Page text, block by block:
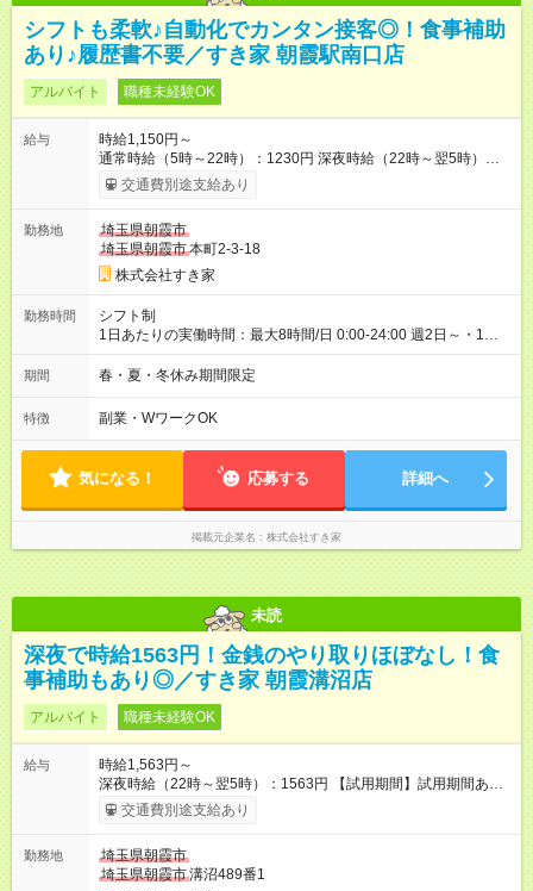
シフトも柔軟♪自動化でカンタン接客◎！食事補助
あり♪履歴書不要／すき家 朝霞駅南口店
アルバイト 職種未経験OK
給与
時給1,150円～
通常時給（5時～22時）：1230円 深夜時給（22時～翌5時）：
1563円 高校生時給：1150円 【特別手当】早朝手当（5：00-9：
00）時給+150円 【試用期間】試用期間あり 試用期間の長さ：1
30日（※条件変更なし）ですが、切り上げで一ヶ月とさせてい
ただきます。 研修制度あり：15時間(研修中も同時給）
交通費別途支給あり
勤務地
埼玉県朝霞市
埼玉県朝霞市本町2-3-18
株式会社すき家
勤務時間
シフト制
1日あたりの実働時間：最大8時間/日 0:00-24:00 週2日～・1日
2h～OK ＜シフト例＞ 〇朝帯 5:00-9:00 〇昼帯 9:00-14:00 〇午
後帯 14:00-18:00 〇夜帯 18:00-22:00 〇深夜帯 22:00-翌5:00 基
ます♪
期間 春・夏・冬休み期間限定
特徴 副業・WワークOK
気になる！ 応募する 詳細へ
掲載元企業名 株式会社すき家
未読
深夜で時給1563円！金銭のやり取りほぼなし！食
事補助もあり◎／すき家 朝霞溝沼店
アルバイト 職種未経験OK
給与
時給1,563円～
深夜時給（22時～翌5時）：1563円 【試用期間】試用期間あり
試用期間の長さ：1ヶ月 雇用形態、給与は本採用時と同じです。
試用期間の実態は30日（※条件変更なし）ですが、切り上げで
同時給）
交通費別途支給あり
勤務地
埼玉県朝霞市
埼玉県朝霞市溝沼489番1